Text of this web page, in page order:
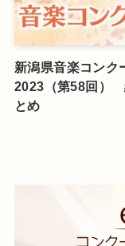
新潟県音楽コンク
2023（第58回）
とめ